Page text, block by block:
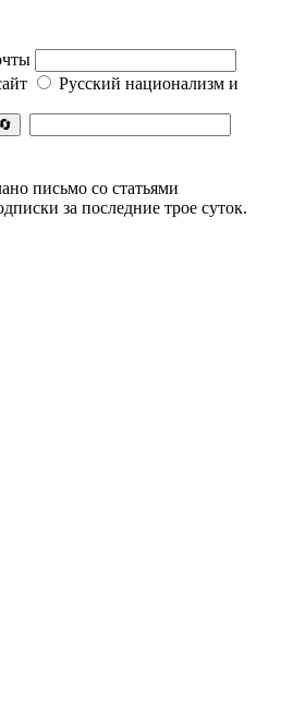
Русский национализм и
🔄
письмо со статьями
за последние трое суток.